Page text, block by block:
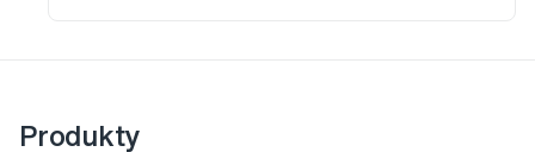
Produkty